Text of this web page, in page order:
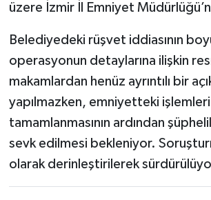
üzere İzmir İl Emniyet
Belediyedeki rüşvet iddiasının
operasyonun detaylarına ilişkin
makamlardan henüz ayrıntılı bir
yapılmazken, emniyetteki
tamamlanmasının ardından
sevk edilmesi bekleniyor.
olarak derinleştirilerek